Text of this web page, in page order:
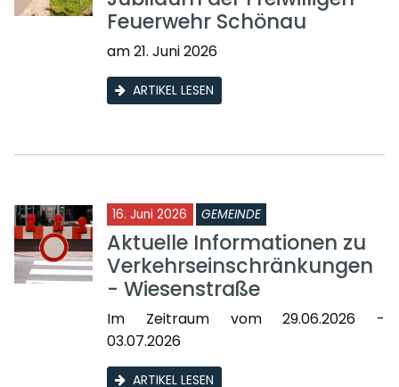
Feuerwehr Schönau
am 21. Juni 2026
ARTIKEL LESEN
16. Juni 2026 GEMEINDE
Aktuelle Informationen zu
Verkehrseinschränkungen
- Wiesenstraße
Im Zeitraum vom 29.06.2026 -
03.07.2026
ARTIKEL LESEN